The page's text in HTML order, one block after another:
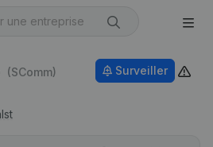
(SComm)
Surveiller